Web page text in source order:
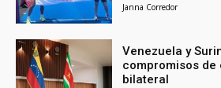
Janna Corredor
Venezuela y
compromisos de
bilateral